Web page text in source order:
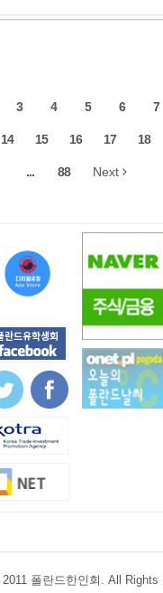
3 4 5 6 7
14 15 16 17 18
... 88 Next
폴란드한인회. All Rights